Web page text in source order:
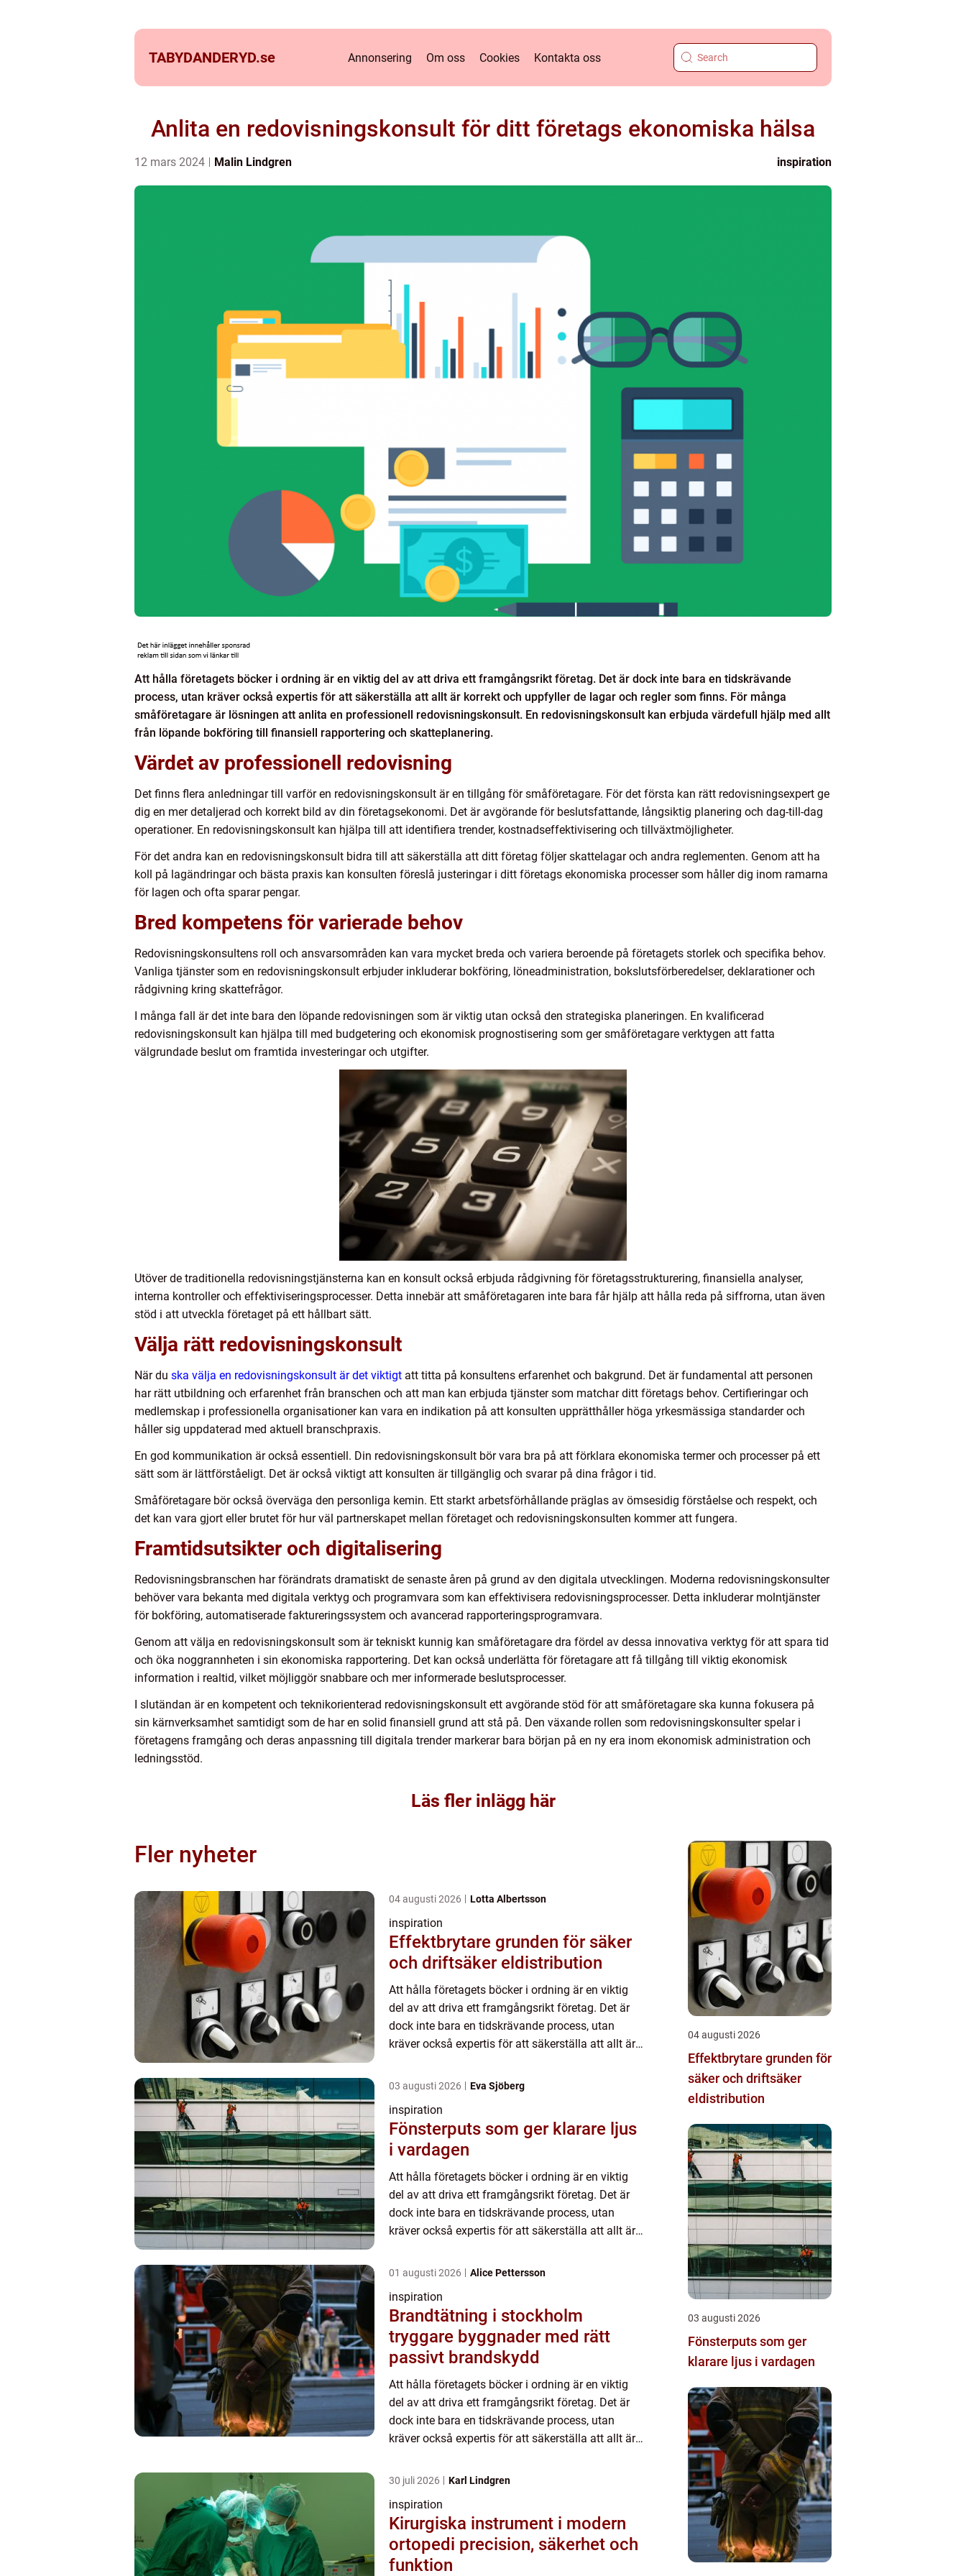
TABYDANDERYD.se Annonsering Om oss Cookies Kontakta oss
Anlita en redovisningskonsult för ditt företags ekonomiska hälsa
12 mars 2024 Malin Lindgren inspiration
Att hålla företagets böcker i ordning är en viktig del av att driva ett framgångsrikt företag. Det är dock inte bara en tidskrävande
process, utan kräver också expertis för att säkerställa att allt är korrekt och uppfyller de lagar och regler som finns. För många
småföretagare är lösningen att anlita en professionell redovisningskonsult. En redovisningskonsult kan erbjuda värdefull hjälp med allt
från löpande bokföring till finansiell rapportering och skatteplanering.
Värdet av professionell redovisning
Det finns flera anledningar till varför en redovisningskonsult är en tillgång för småföretagare. För det första kan rätt redovisningsexpert ge
dig en mer detaljerad och korrekt bild av din företagsekonomi. Det är avgörande för beslutsfattande, långsiktig planering och dag-till-dag
operationer. En redovisningskonsult kan hjälpa till att identifiera trender, kostnadseffektivisering och tillväxtmöjligheter.
För det andra kan en redovisningskonsult bidra till att säkerställa att ditt företag följer skattelagar och andra reglementen. Genom att ha
koll på lagändringar och bästa praxis kan konsulten föreslå justeringar i ditt företags ekonomiska processer som håller dig inom ramarna
för lagen och ofta sparar pengar.
Bred kompetens för varierade behov
Redovisningskonsultens roll och ansvarsområden kan vara mycket breda och variera beroende på företagets storlek och specifika behov.
Vanliga tjänster som en redovisningskonsult erbjuder inkluderar bokföring, löneadministration, bokslutsförberedelser, deklarationer och
rådgivning kring skattefrågor.
I många fall är det inte bara den löpande redovisningen som är viktig utan också den strategiska planeringen. En kvalificerad
redovisningskonsult kan hjälpa till med budgetering och ekonomisk prognostisering som ger småföretagare verktygen att fatta
välgrundade beslut om framtida investeringar och utgifter.
Utöver de traditionella redovisningstjänsterna kan en konsult också erbjuda rådgivning för företagsstrukturering, finansiella analyser,
interna kontroller och effektiviseringsprocesser. Detta innebär att småföretagaren inte bara får hjälp att hålla reda på siffrorna, utan även
stöd i att utveckla företaget på ett hållbart sätt.
Välja rätt redovisningskonsult
När du ska välja en redovisningskonsult är det viktigt att titta på konsultens erfarenhet och bakgrund. Det är fundamental att personen
har rätt utbildning och erfarenhet från branschen och att man kan erbjuda tjänster som matchar ditt företags behov. Certifieringar och
medlemskap i professionella organisationer kan vara en indikation på att konsulten upprätthåller höga yrkesmässiga standarder och
håller sig uppdaterad med aktuell branschpraxis.
En god kommunikation är också essentiell. Din redovisningskonsult bör vara bra på att förklara ekonomiska termer och processer på ett
sätt som är lättförståeligt. Det är också viktigt att konsulten är tillgänglig och svarar på dina frågor i tid.
Småföretagare bör också överväga den personliga kemin. Ett starkt arbetsförhållande präglas av ömsesidig förståelse och respekt, och
det kan vara gjort eller brutet för hur väl partnerskapet mellan företaget och redovisningskonsulten kommer att fungera.
Framtidsutsikter och digitalisering
Redovisningsbranschen har förändrats dramatiskt de senaste åren på grund av den digitala utvecklingen. Moderna redovisningskonsulter
behöver vara bekanta med digitala verktyg och programvara som kan effektivisera redovisningsprocesser. Detta inkluderar molntjänster
för bokföring, automatiserade faktureringssystem och avancerad rapporteringsprogramvara.
Genom att välja en redovisningskonsult som är tekniskt kunnig kan småföretagare dra fördel av dessa innovativa verktyg för att spara tid
och öka noggrannheten i sin ekonomiska rapportering. Det kan också underlätta för företagare att få tillgång till viktig ekonomisk
information i realtid, vilket möjliggör snabbare och mer informerade beslutsprocesser.
I slutändan är en kompetent och teknikorienterad redovisningskonsult ett avgörande stöd för att småföretagare ska kunna fokusera på
sin kärnverksamhet samtidigt som de har en solid finansiell grund att stå på. Den växande rollen som redovisningskonsulter spelar i
företagens framgång och deras anpassning till digitala trender markerar bara början på en ny era inom ekonomisk administration och
ledningsstöd.
Läs fler inlägg här
Fler nyheter
04 augusti 2026 Lotta Albertsson
inspiration
Effektbrytare grunden för säker
och driftsäker eldistribution
Att hålla företagets böcker i ordning är en viktig
del av att driva ett framgångsrikt företag. Det är
dock inte bara en tidskrävande process, utan
kräver också expertis för att säkerställa att allt är
03 augusti 2026 Eva Sjöberg
inspiration
Fönsterputs som ger klarare ljus
i vardagen
Att hålla företagets böcker i ordning är en viktig
del av att driva ett framgångsrikt företag. Det är
dock inte bara en tidskrävande process, utan
kräver också expertis för att säkerställa att allt är
01 augusti 2026 Alice Pettersson
inspiration
Brandtätning i stockholm
tryggare byggnader med rätt
passivt brandskydd
Att hålla företagets böcker i ordning är en viktig
del av att driva ett framgångsrikt företag. Det är
dock inte bara en tidskrävande process, utan
kräver också expertis för att säkerställa att allt är
30 juli 2026 Karl Lindgren
inspiration
Kirurgiska instrument i modern
ortopedi precision, säkerhet och
funktion
04 augusti 2026
Effektbrytare grunden för
säker och driftsäker
eldistribution
03 augusti 2026
Fönsterputs som ger
klarare ljus i vardagen